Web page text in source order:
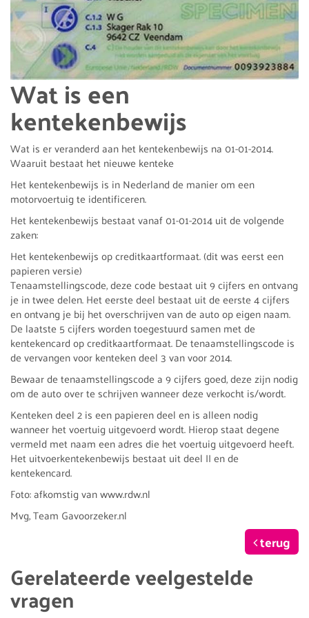
Wat is een
kentekenbewijs
Wat is er veranderd aan het kentekenbewijs na 01-01-2014.
Waaruit bestaat het nieuwe kenteke
Het kentekenbewijs is in Nederland de manier om een
motorvoertuig te identificeren.
Het kentekenbewijs bestaat vanaf 01-01-2014 uit de volgende
zaken:
Het kentekenbewijs op creditkaartformaat. (dit was eerst een
papieren versie)
Tenaamstellingscode, deze code bestaat uit 9 cijfers en ontvang
je in twee delen. Het eerste deel bestaat uit de eerste 4 cijfers
en ontvang je bij het overschrijven van de auto op eigen naam.
De laatste 5 cijfers worden toegestuurd samen met de
kentekencard op creditkaartformaat. De tenaamstellingscode is
de vervangen voor kenteken deel 3 van voor 2014.
Bewaar de tenaamstellingscode a 9 cijfers goed, deze zijn nodig
om de auto over te schrijven wanneer deze verkocht is/wordt.
Kenteken deel 2 is een papieren deel en is alleen nodig
wanneer het voertuig uitgevoerd wordt. Hierop staat degene
vermeld met naam een adres die het voertuig uitgevoerd heeft.
Het uitvoerkentekenbewijs bestaat uit deel II en de
kentekencard.
Foto: afkomstig van www.rdw.nl
Mvg, Team Gavoorzeker.nl
terug
Gerelateerde veelgestelde
vragen